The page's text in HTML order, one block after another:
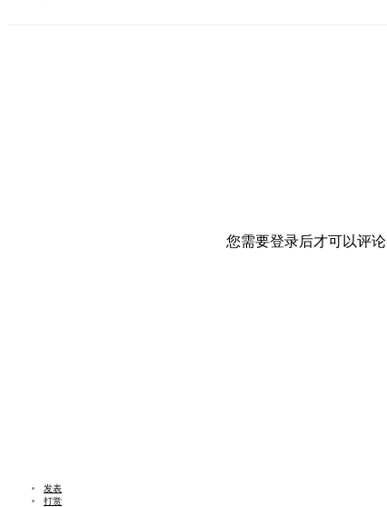
您需要登录后才可以评论
发表
打赏